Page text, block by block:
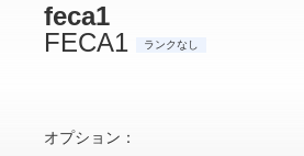
feca1
FECA1
ランクなし
オプション：